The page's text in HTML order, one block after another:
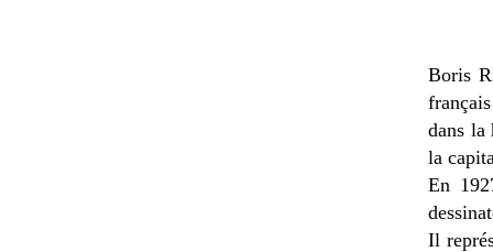
Boris
dans la
la
En
Il